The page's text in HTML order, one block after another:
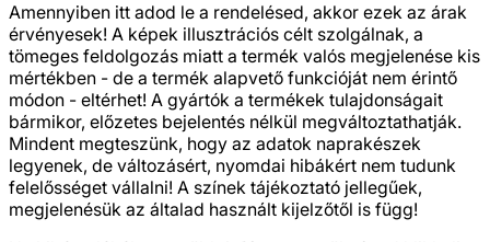
Amennyiben itt adod le a rendelésed, akkor ezek az árak
érvényesek! A képek illusztrációs célt szolgálnak, a
tömeges feldolgozás miatt a termék valós megjelenése kis
mértékben - de a termék alapvető funkcióját nem érintő
módon - eltérhet! A gyártók a termékek tulajdonságait
bármikor, előzetes bejelentés nélkül megváltoztathatják.
Mindent megteszünk, hogy az adatok naprakészek
legyenek, de változásért, nyomdai hibákért nem tudunk
felelősséget vállalni! A színek tájékoztató jellegűek,
megjelenésük az általad használt kijelzőtől is függ!